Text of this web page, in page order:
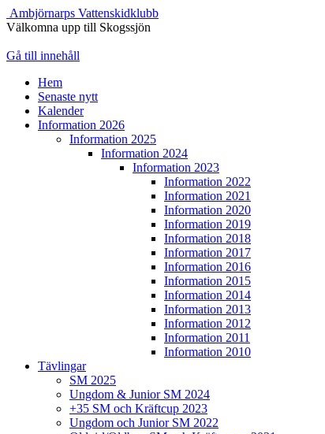
Ambjörnarps Vattenskidklubb
Välkomna upp till Skogssjön
Gå till innehåll
Hem
Senaste nytt
Kalender
Information 2026
Information 2025
Information 2024
Information 2023
Information 2022
Information 2021
Information 2020
Information 2019
Information 2018
Information 2017
Information 2016
Information 2015
Information 2014
Information 2013
Information 2012
Information 2011
Information 2010
Tävlingar
SM 2025
Ungdom & Junior SM 2024
+35 SM och Kräftcup 2023
Ungdom och Junior SM 2022